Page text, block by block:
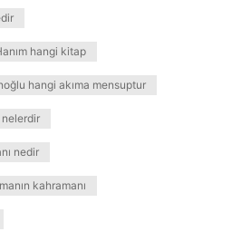
hangi kitap
hangi akıma mensuptur
nedir
kahramanı